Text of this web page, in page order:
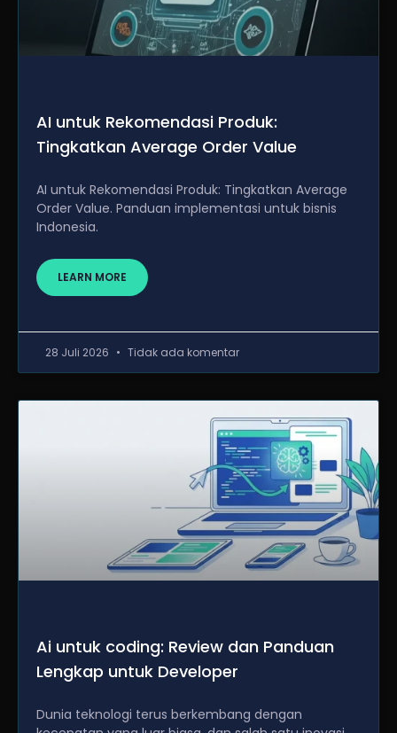
AI untuk Rekomendasi Produk:
Tingkatkan Average Order Value
AI untuk Rekomendasi Produk: Tingkatkan Average
Order Value. Panduan implementasi untuk bisnis
Indonesia.
LEARN MORE
28 Juli 2026 Tidak ada komentar
Ai untuk coding: Review dan Panduan
Lengkap untuk Developer
Dunia teknologi terus berkembang dengan